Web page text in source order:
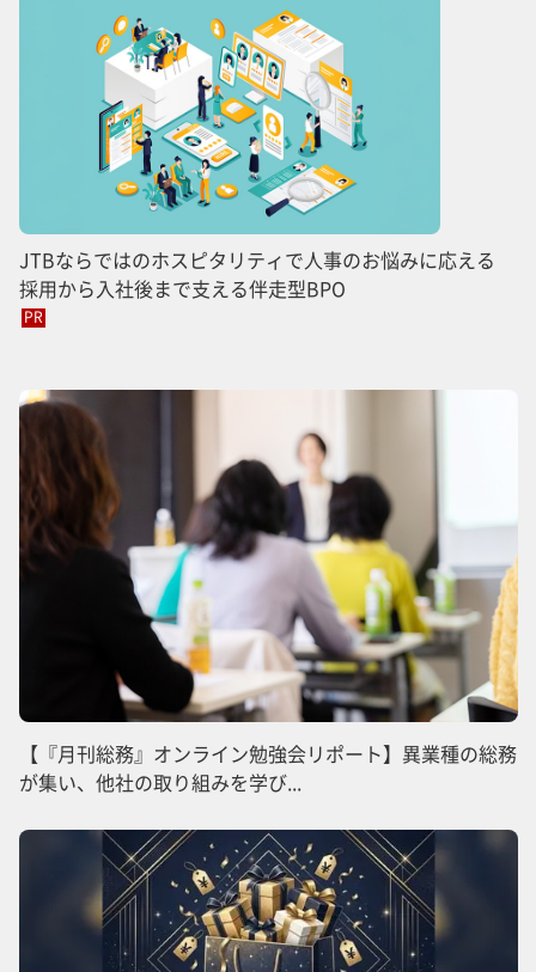
JTBならではのホスピタリティで人事のお悩みに応える
採用から入社後まで支える伴走型BPO
PR
【『月刊総務』オンライン勉強会リポート】異業種の総務
が集い、他社の取り組みを学び...